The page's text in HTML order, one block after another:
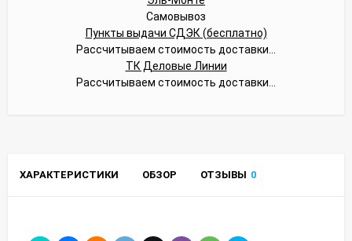
Самовывоз
Пункты выдачи СДЭК (бесплатно)
Рассчитываем стоимость доставки...
ТК Деловые Линии
Рассчитываем стоимость доставки...
ХАРАКТЕРИСТИКИ ОБЗОР ОТЗЫВЫ 0